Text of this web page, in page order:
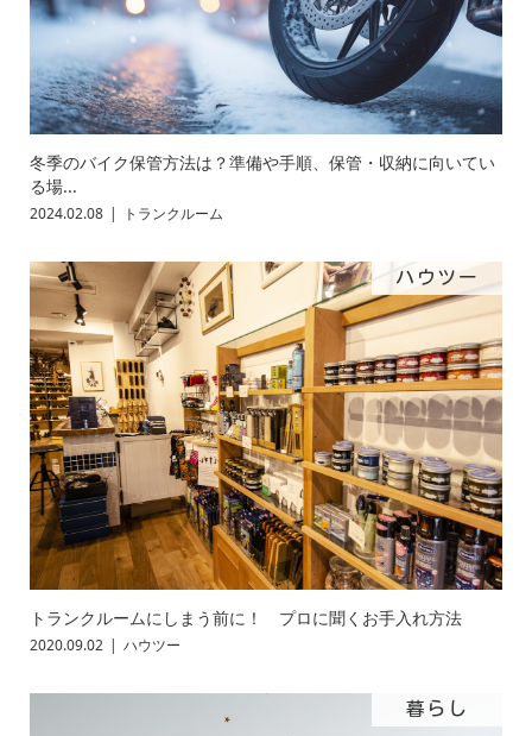
冬季のバイク保管方法は？準備や手順、保管・収納に向いてい
る場...
2024.02.08 トランクルーム
ハウツー
トランクルームにしまう前に！ プロに聞くお手入れ方法
2020.09.02 ハウツー
暮らし